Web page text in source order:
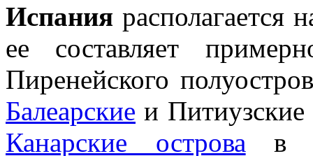
Испания располагается
ее составляет
Пиренейского
Балеарские и
Канарские острова в